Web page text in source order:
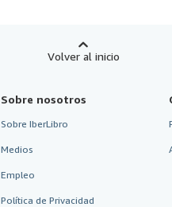
Volver al inicio
Sobre nosotros
Sobre IberLibro
Medios
Empleo
Política de Privacidad